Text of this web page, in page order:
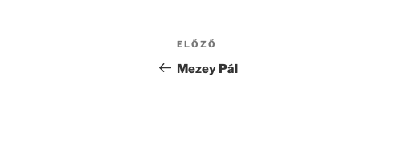
Bejegyzés
navigáció
Korábbi
bejegyzés
ELŐZŐ
Mezey Pál